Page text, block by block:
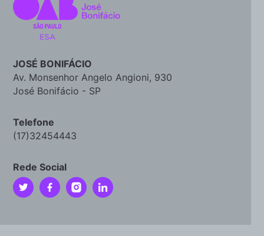
JOSÉ BONIFÁCIO
Av. Monsenhor Angelo Angioni, 930
José Bonifácio - SP
Telefone
(17)32454443
Rede Social